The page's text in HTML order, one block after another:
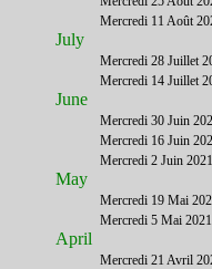
Le French District est le premier guide
internet en Français sur les Etats-Unis.
principe : Le meilleur des Etats-Unis
Mercredi 11 Août
July
Mercredi 28 Juillet
Mercredi 14 Juillet
June
Mercredi 30 Juin
Mercredi 16 Juin
Mercredi 2 Juin 2021
May
Mercredi 19 Mai
Mercredi 5 Mai 2021
April
Mercredi 21 Avril